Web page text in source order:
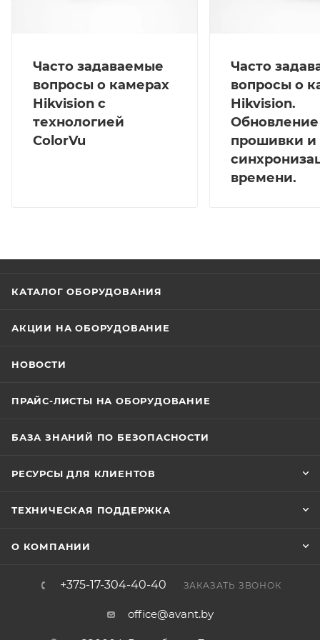
Часто задаваемые
вопросы о камерах
Hikvision с
технологией
ColorVu
Часто
вопросы о
Hikvision.
Обновление
прошивки и
времени.
КАТАЛОГ ОБОРУДОВАНИЯ
АКЦИИ НА ОБОРУДОВАНИЕ
НОВОСТИ
ПРАЙС-ЛИСТЫ НА ОБОРУДОВАНИЕ
БАЗА ЗНАНИЙ ПО БЕЗОПАСНОСТИ
РЕСУРСЫ ДЛЯ КЛИЕНТОВ
ТЕХНИЧЕСКАЯ ПОДДЕРЖКА
О КОМПАНИИ
+375-17-304-40-40 ЗАКАЗАТЬ ЗВОНОК
office@avant.by